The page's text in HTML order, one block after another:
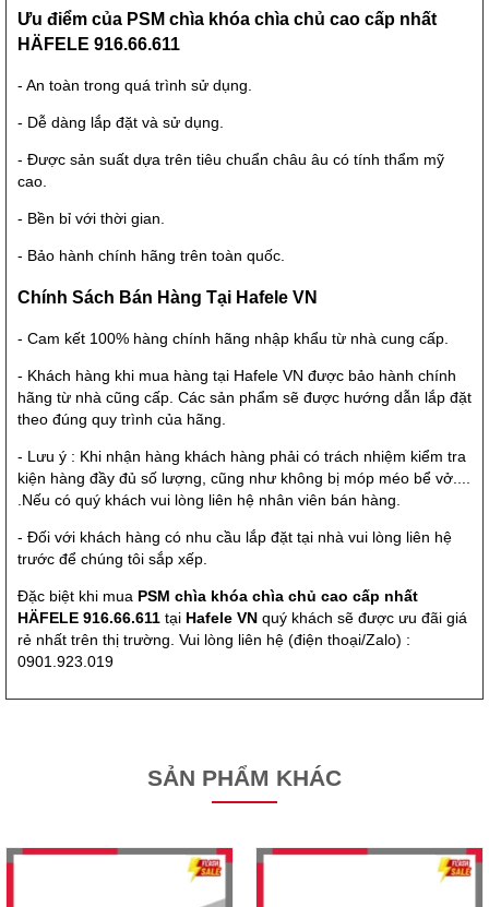
Ưu điểm của PSM chìa khóa chìa chủ cao cấp nhất
HÄFELE 916.66.611
- An toàn trong quá trình sử dụng.
- Dễ dàng lắp đặt và sử dụng.
- Được sản suất dựa trên tiêu chuẩn châu âu có tính thẩm mỹ
cao.
- Bền bỉ với thời gian.
- Bảo hành chính hãng trên toàn quốc.
Chính Sách Bán Hàng Tại Hafele VN
- Cam kết 100% hàng chính hãng nhập khẩu từ nhà cung cấp.
- Khách hàng khi mua hàng tại Hafele VN được bảo hành chính
hãng từ nhà cũng cấp. Các sản phẩm sẽ được hướng dẫn lắp đặt
theo đúng quy trình của hãng.
- Lưu ý : Khi nhận hàng khách hàng phải có trách nhiệm kiểm tra
kiện hàng đầy đủ số lượng, cũng như không bị móp méo bể vở....
.Nếu có quý khách vui lòng liên hệ nhân viên bán hàng.
- Đối với khách hàng có nhu cầu lắp đặt tại nhà vui lòng liên hệ
trước để chúng tôi sắp xếp.
Đặc biệt khi mua PSM chìa khóa chìa chủ cao cấp nhất
HÄFELE 916.66.611 tại Hafele VN quý khách sẽ được ưu đãi giá
rẻ nhất trên thị trường. Vui lòng liên hệ (điện thoại/Zalo) :
0901.923.019
SẢN PHẨM KHÁC